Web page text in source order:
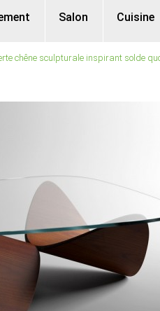
Salon Cuisine
chêne sculpturale inspirant solde